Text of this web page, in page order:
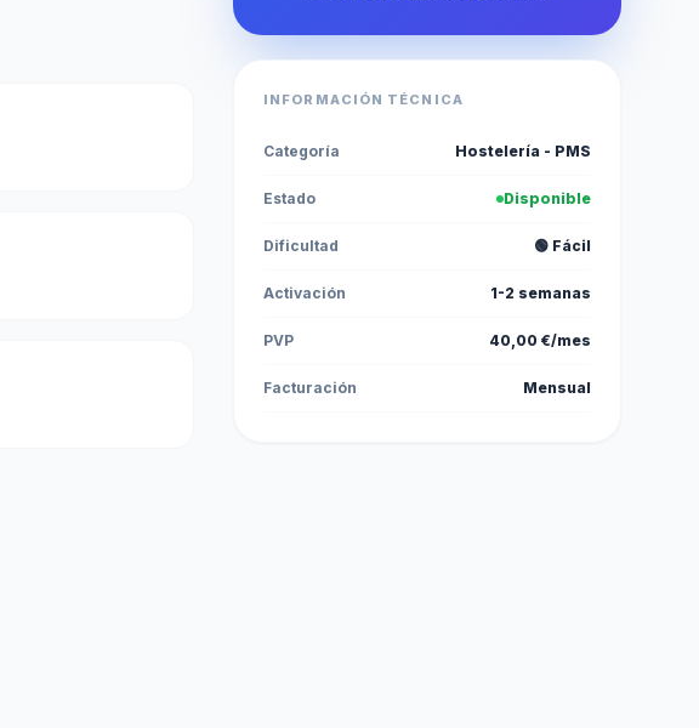
INFORMACIÓN TÉCNICA
Categoría Hostelería - PMS
Estado Disponible
Dificultad 🟢 Fácil
Activación 1-2 semanas
PVP 40,00 €/mes
Facturación Mensual